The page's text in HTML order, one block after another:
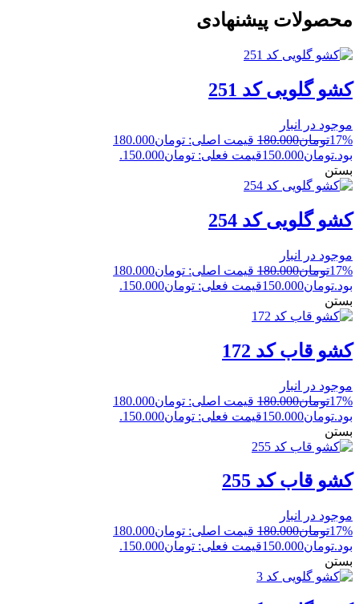
محصولات پیشنهادی
کشو گلویی کد 251
موجود در انبار
17%تومان180.000
قیمت اصلی: تومان180.000
بود.تومان150.000قیمت فعلی: تومان150.000.
بستن
کشو گلویی کد 254
موجود در انبار
17%تومان180.000
قیمت اصلی: تومان180.000
بود.تومان150.000قیمت فعلی: تومان150.000.
بستن
کشو قاب کد 172
موجود در انبار
17%تومان180.000
قیمت اصلی: تومان180.000
بود.تومان150.000قیمت فعلی: تومان150.000.
بستن
کشو قاب کد 255
موجود در انبار
17%تومان180.000
قیمت اصلی: تومان180.000
بود.تومان150.000قیمت فعلی: تومان150.000.
بستن